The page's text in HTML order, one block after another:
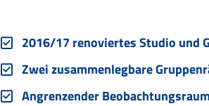
2016/17 renoviertes Studio und
Zwei zusammenlegbare
Angrenzender